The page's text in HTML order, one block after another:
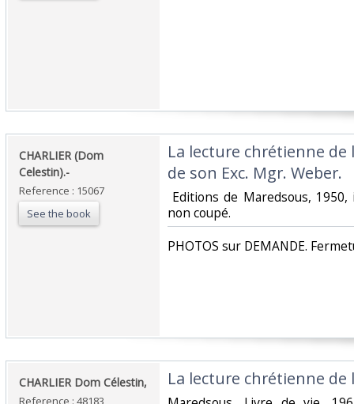
‎CHARLIER (Dom
Celestin).-‎
Reference : 15067
See the book
‎La lecture chrétienne de
de son Exc. Mgr. Weber.‎
Editions de Maredsous,
non coupé. ‎
‎PHOTOS sur DEMANDE.
‎CHARLIER Dom Célestin,‎
Reference : 48183
‎La lecture chrétienne de